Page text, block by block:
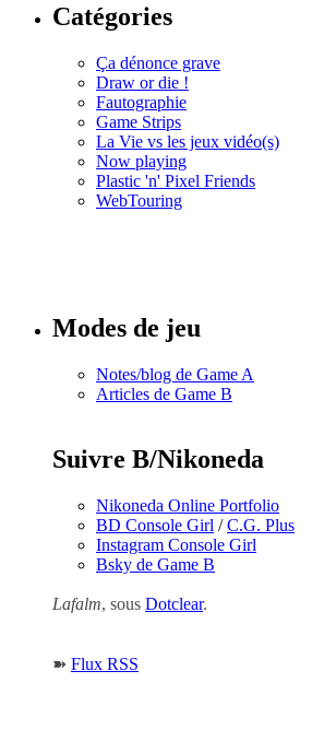
Catégories
Ça dénonce grave
Draw or die !
Fautographie
Game Strips
La Vie vs les jeux vidéo(s)
Now playing
Plastic 'n' Pixel Friends
WebTouring
Modes de jeu
Notes/blog de Game A
Articles de Game B
Suivre B/Nikoneda
Nikoneda Online Portfolio
BD Console Girl /C.G. Plus
Instagram Console Girl
Bsky de Game B
Lafalm, sous Dotclear.
➽ Flux RSS